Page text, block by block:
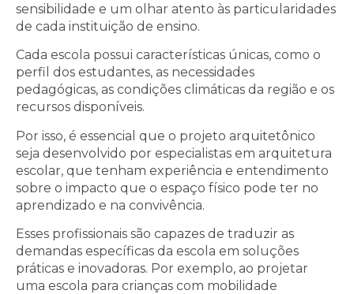
sensibilidade e um olhar atento às particularidades
de cada instituição de ensino.
Cada escola possui características únicas, como o
perfil dos estudantes, as necessidades
pedagógicas, as condições climáticas da região e os
recursos disponíveis.
Por isso, é essencial que o projeto arquitetônico
seja desenvolvido por especialistas em arquitetura
escolar, que tenham experiência e entendimento
sobre o impacto que o espaço físico pode ter no
aprendizado e na convivência.
Esses profissionais são capazes de traduzir as
demandas específicas da escola em soluções
práticas e inovadoras. Por exemplo, ao projetar
uma escola para crianças com mobilidade